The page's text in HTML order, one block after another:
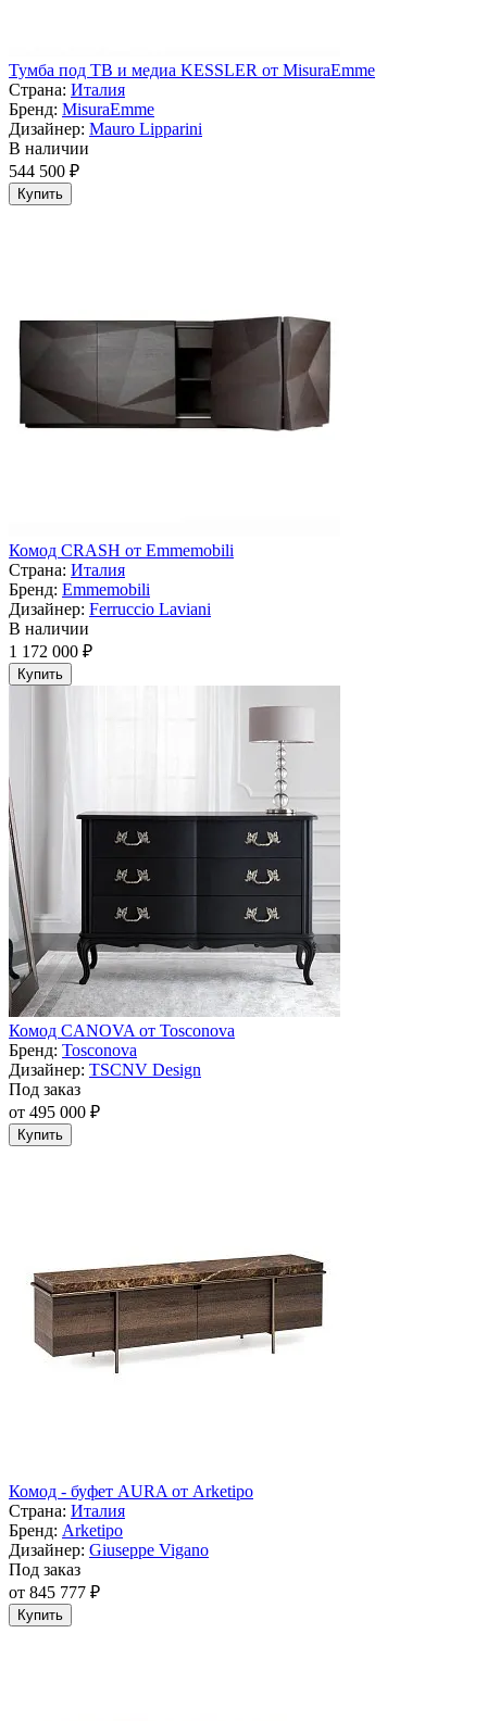
Тумба под ТВ и медиа KESSLER от MisuraEmme
Страна: Италия
Бренд: MisuraEmme
Дизайнер: Mauro Lipparini
В наличии
544 500 ₽
Купить
Комод CRASH от Emmemobili
Страна: Италия
Бренд: Emmemobili
Дизайнер: Ferruccio Laviani
В наличии
1 172 000 ₽
Купить
Комод CANOVA от Tosconova
Бренд: Tosconova
Дизайнер: TSCNV Design
Под заказ
от 495 000 ₽
Купить
Комод - буфет AURA от Arketipo
Страна: Италия
Бренд: Arketipo
Дизайнер: Giuseppe Vigano
Под заказ
от 845 777 ₽
Купить